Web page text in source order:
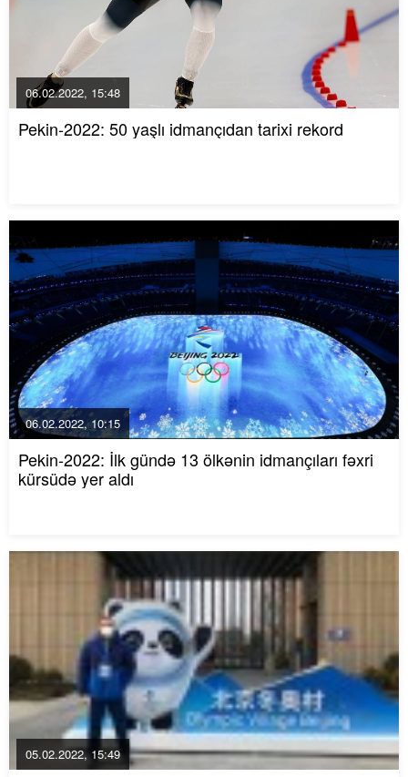
06.02.2022, 15:48
Pekin-2022: 50 yaşlı idmançıdan tarixi rekord
06.02.2022, 10:15
Pekin-2022: İlk gündə 13 ölkənin idmançıları fəxri
kürsüdə yer aldı
05.02.2022, 15:49